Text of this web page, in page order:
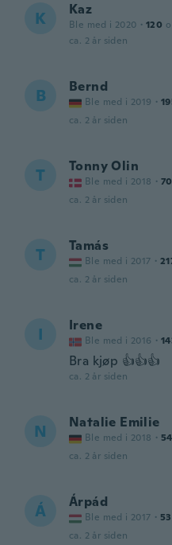
K Kaz
Ble med i 2020 · 120
ca. 2 år siden
B Bernd
Ble med i 2019 ·
ca. 2 år siden
T Tonny Olin
Ble med i 2018 · 70
ca. 2 år siden
T Tamás
Ble med i 2017 ·
ca. 2 år siden
I Irene
Ble med i 2016 ·
Bra kjøp 👍👍👍
ca. 2 år siden
N Natalie Emilie
Ble med i 2018 · 54
ca. 2 år siden
Á Árpád
Ble med i 2017 · 53
ca. 2 år siden